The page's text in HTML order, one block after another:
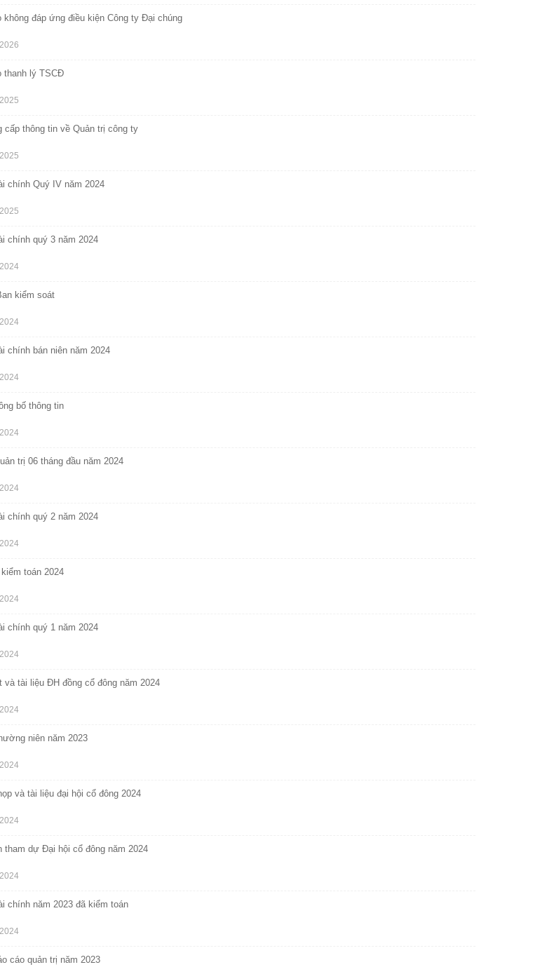
không đáp ứng điều kiện Công ty Đại chúng
thanh lý TSCĐ
cấp thông tin về Quản trị công ty
chính Quý IV năm 2024
chính quý 3 năm 2024
kiểm soát
chính bán niên năm 2024
bố thông tin
trị 06 tháng đầu năm 2024
chính quý 2 năm 2024
toán 2024
chính quý 1 năm 2024
và tài liệu ĐH đồng cổ đông năm 2024
niên năm 2023
và tài liệu đại hội cổ đông 2024
tham dự Đại hội cổ đông năm 2024
chính năm 2023 đã kiểm toán
cáo quản trị năm 2023